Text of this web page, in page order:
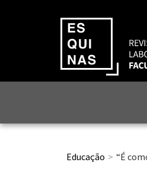
Educação “É